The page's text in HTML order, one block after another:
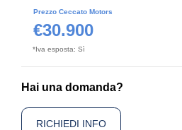
Prezzo Ceccato Motors
€30.900
*Iva esposta: Sì
Hai una domanda?
RICHIEDI INFO